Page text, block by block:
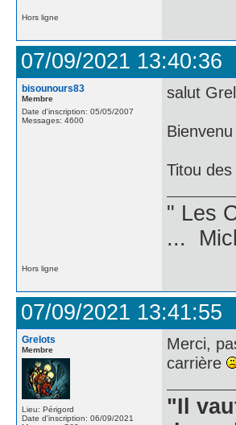
Hors ligne
07/09/2021 13:40:36
bisounours83
Membre
Date d'inscription: 05/05/2007
Messages: 4600
salut
Titou
" Les
...
Hors ligne
07/09/2021 13:41:55
Grelots
Membre
Lieu: Périgord
Date d'inscription: 06/09/2021
Merci,
carrière
"Il